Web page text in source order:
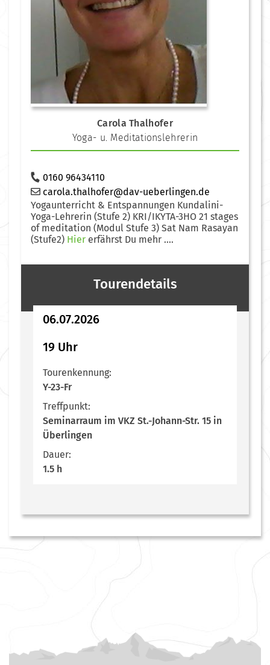
Carola Thalhofer
Yoga- u. Meditationslehrerin
0160 96434110
carola.thalhofer@dav-ueberlingen.de
Yogaunterricht & Entspannungen Kundalini-
Yoga-Lehrerin (Stufe 2) KRI/IKYTA-3HO 21 stages
of meditation (Modul Stufe 3) Sat Nam Rasayan
(Stufe2) Hier erfährst Du mehr ....
Tourendetails
06.07.2026
19 Uhr
Tourenkennung:
Y-23-Fr
Treffpunkt:
Seminarraum im VKZ St.-Johann-Str. 15 in
Überlingen
Dauer:
1.5 h